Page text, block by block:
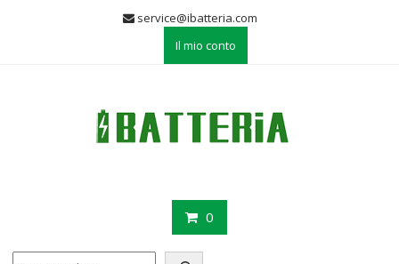
service@ibatteria.com
Il mio conto
0